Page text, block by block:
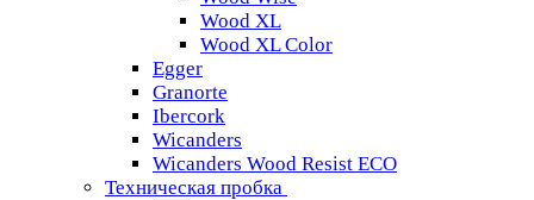
Wood XL
Wood XL Color
Egger
Granorte
Ibercork
Wicanders
Wicanders Wood Resist ECO
Техническая пробка